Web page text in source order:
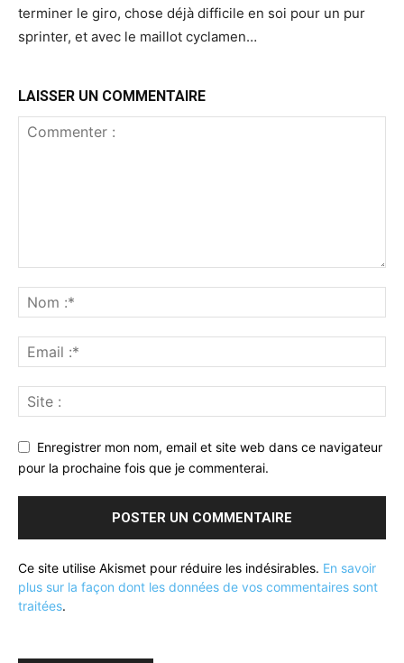
terminer le giro, chose déjà difficile en soi pour un pur
sprinter, et avec le maillot cyclamen…
LAISSER UN COMMENTAIRE
Enregistrer mon nom, email et site web dans ce navigateur
pour la prochaine fois que je commenterai.
Ce site utilise Akismet pour réduire les indésirables. En savoir
plus sur la façon dont les données de vos commentaires sont
traitées.